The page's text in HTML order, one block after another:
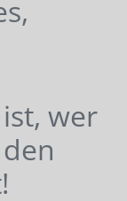
ist, wer
den